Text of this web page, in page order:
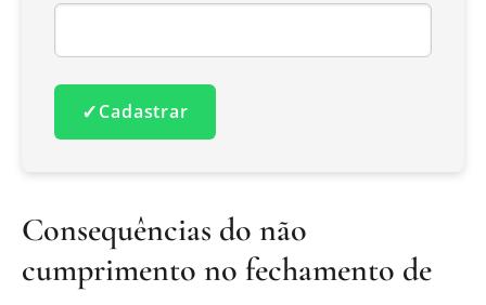
✓Cadastrar
Consequências do não
cumprimento no fechamento de